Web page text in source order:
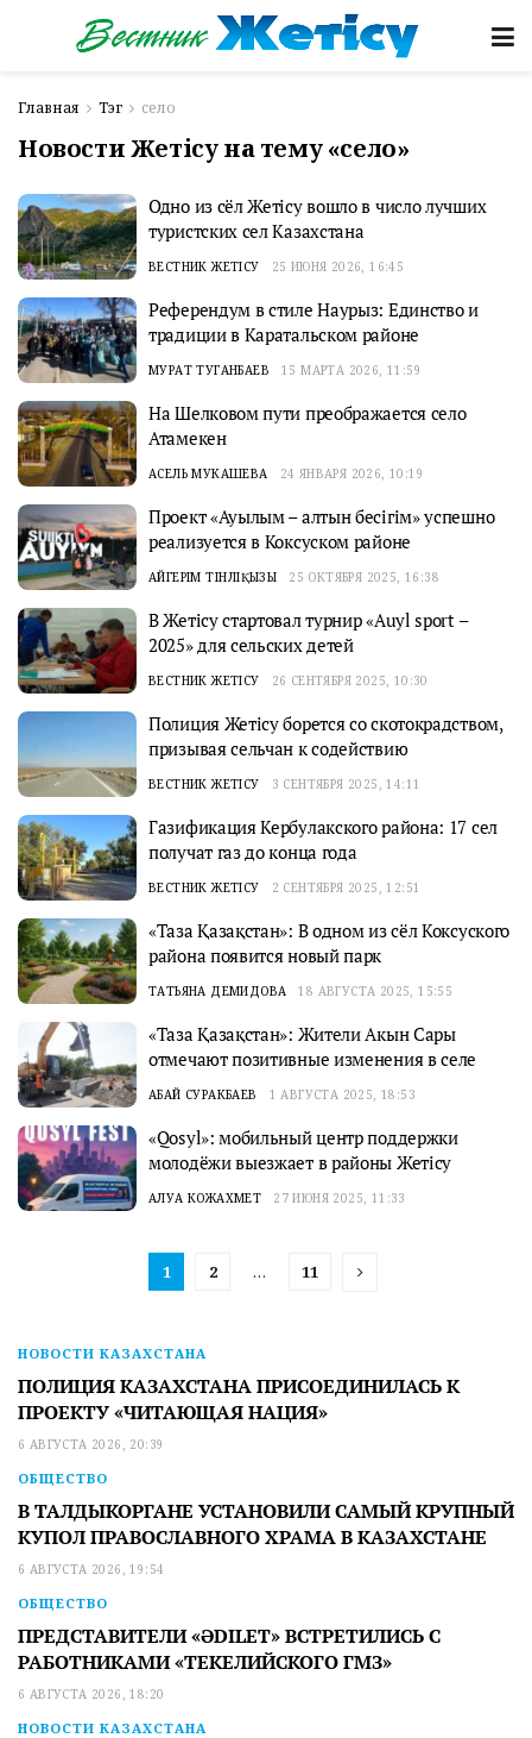
Главная Тэг село
Новости Жетісу на тему «село»
Одно из сёл Жетісу вошло в число лучших
туристских сел Казахстана
ВЕСТНИК ЖЕТІСУ 25 ИЮНЯ 2026, 16:45
Референдум в стиле Наурыз: Единство и
традиции в Каратальском районе
МУРАТ ТУГАНБАЕВ 15 МАРТА 2026, 11:59
На Шелковом пути преображается село
Атамекен
АСЕЛЬ МУКАШЕВА 24 ЯНВАРЯ 2026, 10:19
Проект «Ауылым – алтын бесігім» успешно
реализуется в Коксуском районе
АЙГЕРІМ ТІНӘЛІҚЫЗЫ 25 ОКТЯБРЯ 2025, 16:38
В Жетісу стартовал турнир «Auyl sport –
2025» для сельских детей
ВЕСТНИК ЖЕТІСУ 26 СЕНТЯБРЯ 2025, 10:30
Полиция Жетісу борется со скотокрадством,
призывая сельчан к содействию
ВЕСТНИК ЖЕТІСУ 3 СЕНТЯБРЯ 2025, 14:11
Газификация Кербулакского района: 17 сел
получат газ до конца года
ВЕСТНИК ЖЕТІСУ 2 СЕНТЯБРЯ 2025, 12:51
«Таза Қазақстан»: В одном из сёл Коксуского
района появится новый парк
ТАТЬЯНА ДЕМИДОВА 18 АВГУСТА 2025, 15:55
«Таза Қазақстан»: Жители Акын Сары
отмечают позитивные изменения в селе
АБАЙ СУРАКБАЕВ 1 АВГУСТА 2025, 18:53
«Qosyl»: мобильный центр поддержки
молодёжи выезжает в районы Жетісу
АЛУА КОЖАХМЕТ 27 ИЮНЯ 2025, 11:33
1 2 … 11
НОВОСТИ КАЗАХСТАНА
ПОЛИЦИЯ КАЗАХСТАНА ПРИСОЕДИНИЛАСЬ К
ПРОЕКТУ «ЧИТАЮЩАЯ НАЦИЯ»
6 АВГУСТА 2026, 20:39
ОБЩЕСТВО
В ТАЛДЫКОРГАНЕ УСТАНОВИЛИ САМЫЙ КРУПНЫЙ
КУПОЛ ПРАВОСЛАВНОГО ХРАМА В КАЗАХСТАНЕ
6 АВГУСТА 2026, 19:54
ОБЩЕСТВО
ПРЕДСТАВИТЕЛИ «ӘDILET» ВСТРЕТИЛИСЬ С
РАБОТНИКАМИ «ТЕКЕЛИЙСКОГО ГМЗ»
6 АВГУСТА 2026, 18:20
НОВОСТИ КАЗАХСТАНА